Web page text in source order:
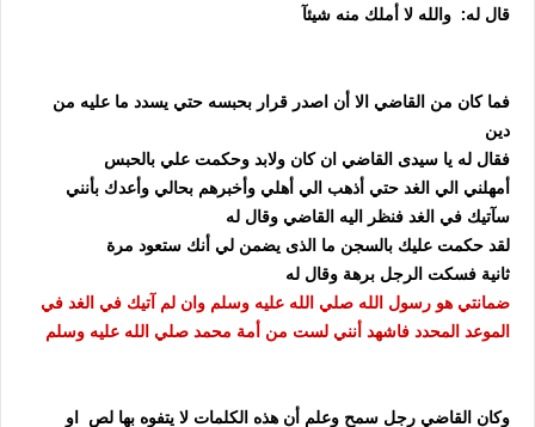
قال له: والله لا أملك منه شيئآ
فما كان من القاضي الا أن اصدر قرار بحبسه حتي يسدد ما عليه من
دين
فقال له يا سيدى القاضي ان كان ولابد وحكمت علي بالحبس
أمهلني الي الغد حتي أذهب الي أهلي وأخبرهم بحالي وأعدك بأنني
سآتيك في الغد فنظر اليه القاضي وقال له
لقد حكمت عليك بالسجن ما الذى يضمن لي أنك ستعود مرة
ثانية فسكت الرجل برهة وقال له
ضمانتي هو رسول الله صلي الله عليه وسلم وان لم آتيك في الغد في
الموعد المحدد فاشهد أنني لست من أمة محمد صلي الله عليه وسلم
وكان القاضي رجل سمح وعلم أن هذه الكلمات لا يتفوه بها لص او